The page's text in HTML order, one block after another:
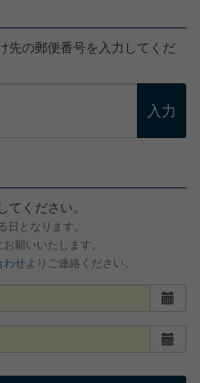
先の郵便番号を入力してくだ
入力
ください。
となります。
願いいたします。
わせ よりご連絡ください。